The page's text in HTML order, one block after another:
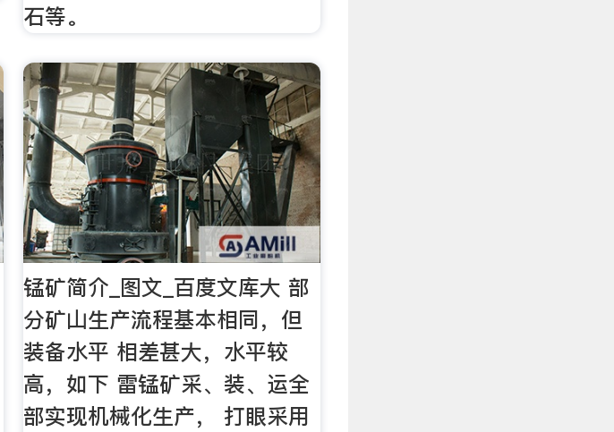
石等。
锰矿简介_图文_百度文库大 部
分矿山生产流程基本相同，但
装备水平 相差甚大，水平较
高，如下 雷锰矿采、装、运全
部实现机械化生产， 打眼采用